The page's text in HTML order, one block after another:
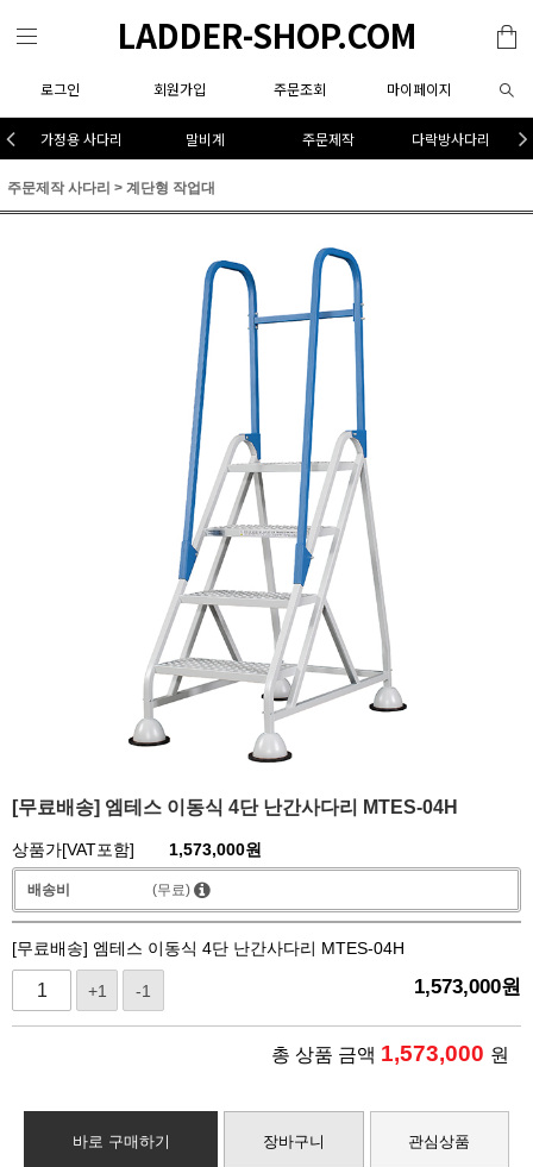
LADDER-SHOP.COM
로그인 회원가입 주문조회 마이페이지
가정용 사다리 말비계 주문제작 다락방사다리
주문제작 사다리 > 계단형 작업대
[무료배송] 엠테스 이동식 4단 난간사다리 MTES-04H
상품가[VAT포함] 1,573,000원
배송비 (무료)
[무료배송] 엠테스 이동식 4단 난간사다리 MTES-04H
+1 -1 1,573,000원
총 상품 금액 1,573,000 원
바로 구매하기 장바구니 관심상품